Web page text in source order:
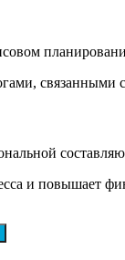
связанными
и повышает